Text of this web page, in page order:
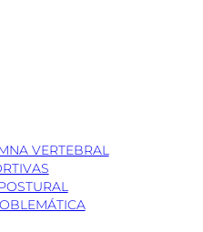
VERTEBRAL